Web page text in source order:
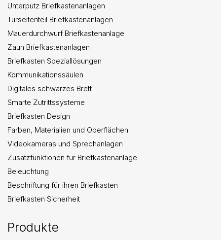
Unterputz Briefkastenanlagen
Türseitenteil Briefkastenanlagen
Mauerdurchwurf Briefkastenanlage
Zaun Briefkastenanlagen
Briefkasten Speziallösungen
Kommunikationssäulen
Digitales schwarzes Brett
Smarte Zutrittssysteme
Briefkasten Design
Farben, Materialien und Oberflächen
Videokameras und Sprechanlagen
Zusatzfunktionen für Briefkastenanlage
Beleuchtung
Beschriftung für ihren Briefkasten
Briefkasten Sicherheit
Produkte